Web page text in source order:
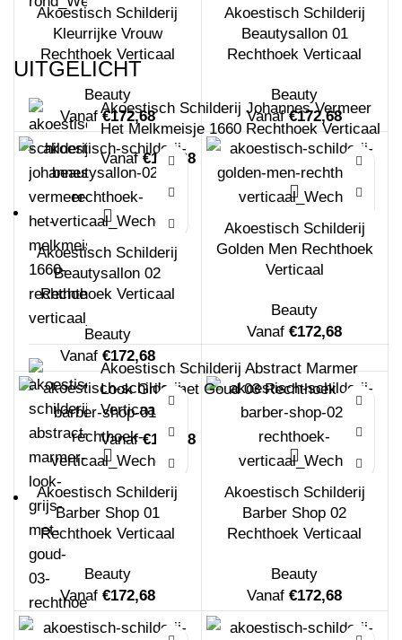
Akoestisch Schilderij
Kleurrijke Vrouw
Rechthoek Verticaal
Beauty
Vanaf€172,68
Akoestisch Schilderij
Beautysallon 01
Rechthoek Verticaal
Beauty
Vanaf€172,68
Akoestisch Schilderij
Beautysallon 02
Rechthoek Verticaal
Beauty
Vanaf €172,68
Akoestisch Schilderij
Golden Men Rechthoek
Verticaal
Beauty
Vanaf€172,68
Akoestisch Schilderij
Barber Shop 01
Rechthoek Verticaal
Beauty
Vanaf €172,68
Akoestisch Schilderij
Barber Shop 02
Rechthoek Verticaal
Beauty
Vanaf€172,68
UITGELICHT
Akoestisch Schilderij Johannes Vermeer
Het Melkmeisje 1660 Rechthoek Verticaal
Vanaf€172,68
Akoestisch Schilderij Abstract Marmer
Look Grijs met Goud 03 Rechthoek
Verticaal
Vanaf€172,68